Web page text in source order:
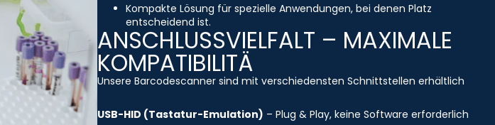
Kompakte Lösung für spezielle Anwendungen, bei denen Platz
entscheidend ist.
ANSCHLUSSVIELFALT – MAXIMALE
KOMPATIBILITÄ
Unsere Barcodescanner sind mit verschiedensten Schnittstellen erhältlich
USB-HID (Tastatur-Emulation) – Plug & Play, keine Software erforderlich